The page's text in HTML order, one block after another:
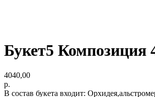
Букет5 Композиция
4040,00
р.
В состав букета входит: